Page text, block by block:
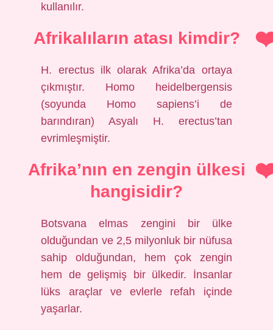
kullanılır.
Afrikalıların atası kimdir?
H. erectus ilk olarak Afrika’da ortaya
çıkmıştır. Homo heidelbergensis
(soyunda Homo sapiens’i de
barındıran) Asyalı H. erectus’tan
evrimleşmiştir.
Afrika’nın en zengin ülkesi
hangisidir?
Botsvana elmas zengini bir ülke
olduğundan ve 2,5 milyonluk bir nüfusa
sahip olduğundan, hem çok zengin
hem de gelişmiş bir ülkedir. İnsanlar
lüks araçlar ve evlerle refah içinde
yaşarlar.